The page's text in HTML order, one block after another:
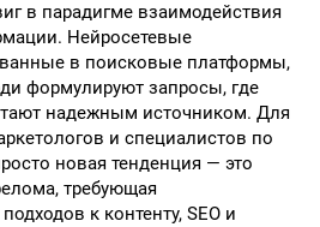
в парадигме взаимодействия
Нейросетевые
в поисковые платформы,
формулируют запросы, где
надежным источником. Для
и специалистов по
новая тенденция — это
требующая
к контенту, SEO и